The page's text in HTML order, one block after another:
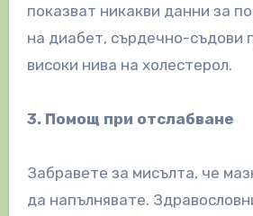
показват никакви данни за
на диабет, сърдечно-съдови
високи нива на холестерол.
3. Помощ при отслабване
Забравете за мисълта, че
да напълнявате.